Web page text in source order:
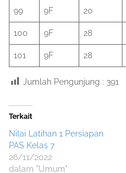
99 9F 20
100 9F 28
101 9F 28
Jumlah Pengunjung : 391
Terkait
Nilai Latihan 1 Persiapan
PAS Kelas 7
26/11/2022
dalam "Umum"